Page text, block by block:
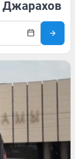
Джарахов